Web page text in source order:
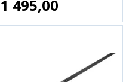
1 495,00